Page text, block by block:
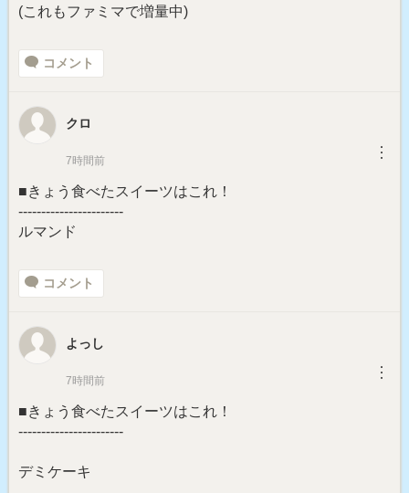
(これもファミマで増量中)
コメント
クロ
7時間前 ︙
■きょう食べたスイーツはこれ！
-----------------------
ルマンド
コメント
よっし
7時間前 ︙
■きょう食べたスイーツはこれ！
-----------------------
デミケーキ